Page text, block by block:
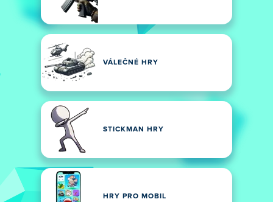
VÁLEČNÉ HRY
STICKMAN HRY
HRY PRO MOBIL